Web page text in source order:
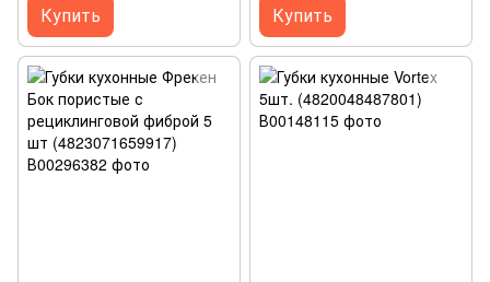
Купить Купить